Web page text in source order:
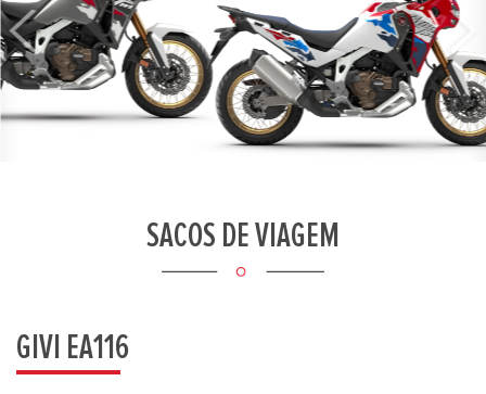
Previous
SACOS DE VIAGEM
GIVI EA116